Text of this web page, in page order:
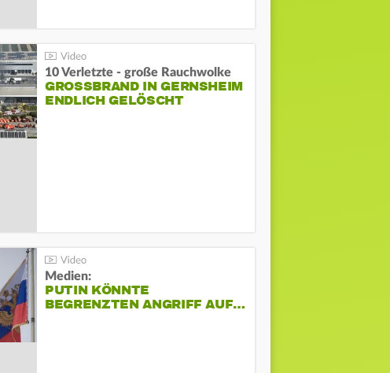
10 Verletzte - große Rauchwolke
GROSSBRAND IN GERNSHEIM E
NDLICH GELÖSCHT
Medien:
PUTIN KÖNNTE
BEGRENZTEN ANGRIFF AUF…